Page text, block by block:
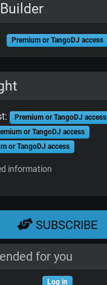
Premium or TangoDJ access
Premium or TangoDJ access
or TangoDJ access
or TangoDJ access
information
SUBSCRIBE
for you
Log in